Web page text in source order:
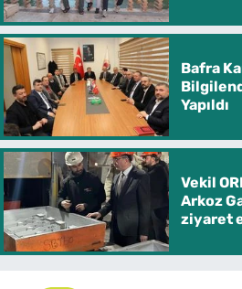
Bafra
Yapıldı
Vekil
Arkoz
ziyaret